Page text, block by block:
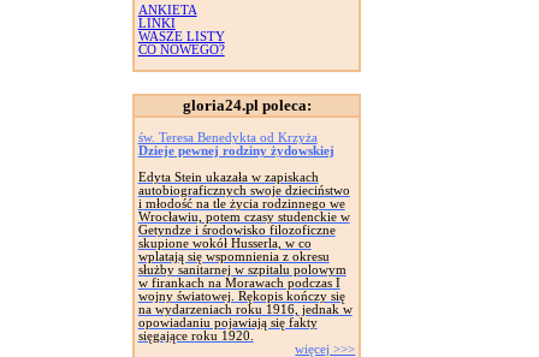
ANKIETA
LINKI
WASZE LISTY
CO NOWEGO?
gloria24.pl poleca:
św. Teresa Benedykta od Krzyża
Dzieje pewnej rodziny żydowskiej
Edyta Stein ukazała w zapiskach
autobiograficznych swoje dzieciństwo
i młodość na tle życia rodzinnego we
Wrocławiu, potem czasy studenckie w
Getyndze i środowisko filozoficzne
skupione wokół Husserla, w co
wplatają się wspomnienia z okresu
służby sanitarnej w szpitalu polowym
w firankach na Morawach podczas I
wojny światowej. Rękopis kończy się
na wydarzeniach roku 1916, jednak w
opowiadaniu pojawiają się fakty
sięgające roku 1920.
więcej >>>